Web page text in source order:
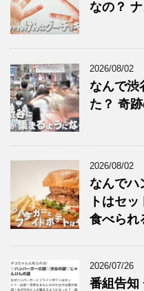
なの？
2026/08/02
なんで渋
た？ 奇
2026/08/02
なんでハ
トはセ
食べられ
2026/07/26
番組告知